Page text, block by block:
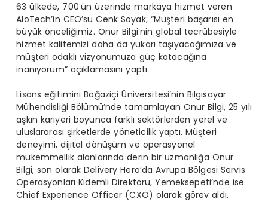
63 ülkede, 700’ün üzerinde markaya hizmet veren
AloTech’in CEO’su Cenk Soyak, “Müşteri başarısı en
büyük önceliğimiz. Onur Bilgi’nin global tecrübesiyle
hizmet kalitemizi daha da yukarı taşıyacağımıza ve
müşteri odaklı vizyonumuza güç katacağına
inanıyorum” açıklamasını yaptı.
Lisans eğitimini Boğaziçi Üniversitesi’nin Bilgisayar
Mühendisliği Bölümü’nde tamamlayan Onur Bilgi, 25 yılı
aşkın kariyeri boyunca farklı sektörlerden yerel ve
uluslararası şirketlerde yöneticilik yaptı. Müşteri
deneyimi, dijital dönüşüm ve operasyonel
mükemmellik alanlarında derin bir uzmanlığa Onur
Bilgi, son olarak Delivery Hero’da Avrupa Bölgesi Servis
Operasyonları Kıdemli Direktörü, Yemeksepeti’nde ise
Chief Experience Officer (CXO) olarak görev aldı.